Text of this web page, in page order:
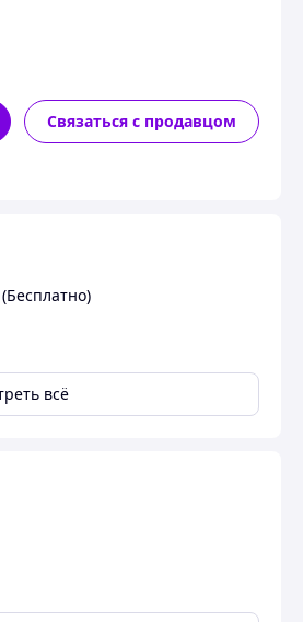
Связаться с продавцом
Транспортная компания (Бесплатно)
всё